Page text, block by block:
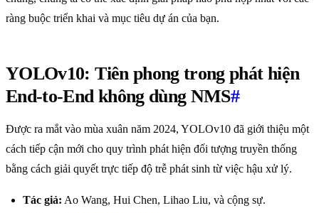
ràng buộc triển khai và mục tiêu dự án của bạn.
YOLOv10: Tiên phong trong phát hiện
End-to-End không dùng NMS#
Được ra mắt vào mùa xuân năm 2024, YOLOv10 đã giới thiệu một
cách tiếp cận mới cho quy trình phát hiện đối tượng truyền thống
bằng cách giải quyết trực tiếp độ trễ phát sinh từ việc hậu xử lý.
Tác giả: Ao Wang, Hui Chen, Lihao Liu, và cộng sự.